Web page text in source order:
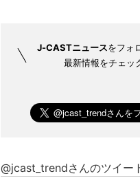
J-CASTニュースをフォ
最新情報をチェッ
@jcast_trendさんのツイー